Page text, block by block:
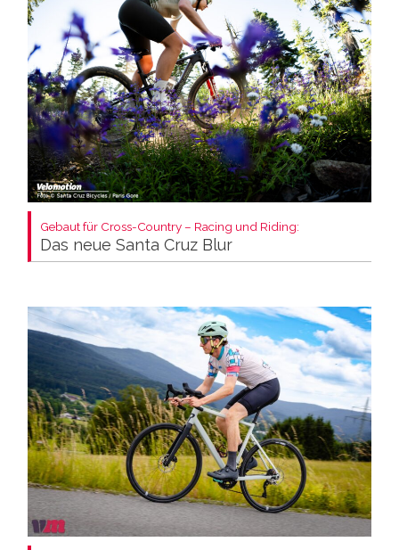
Gebaut für Cross-Country – Racing und Riding:
Das neue Santa Cruz Blur